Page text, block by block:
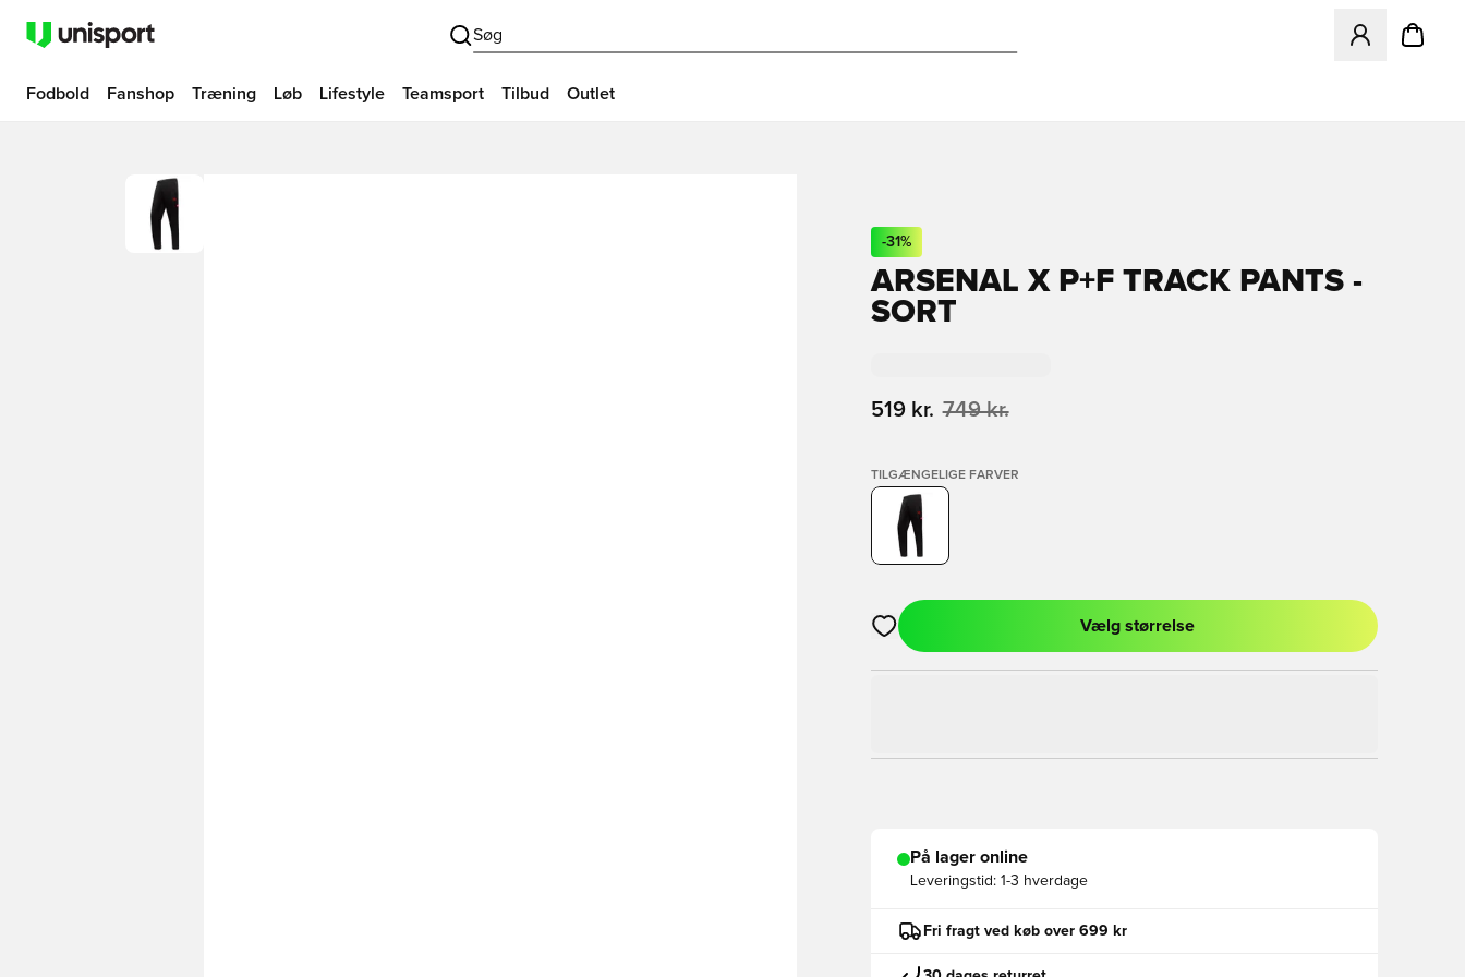
Søg
Åbner en
Fodbold Fanshop Træning Løb Lifestyle Teamsport Tilbud Outlet
-31%
ARSENAL X P+F TRACK PANTS -
SORT
519 kr. 749 kr.
TILGÆNGELIGE FARVER
Åbner en Modal til at logge ind eller tilmelde dig som medlem
Vælg størrelse
På lager online
Leveringstid: 1-3 hverdage
Fri fragt ved køb over 699 kr